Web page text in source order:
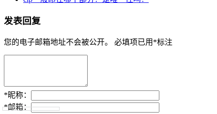
发表回复
您的电子邮箱地址不会被公开。 必填项已用 *标注
*昵称：
*邮箱：